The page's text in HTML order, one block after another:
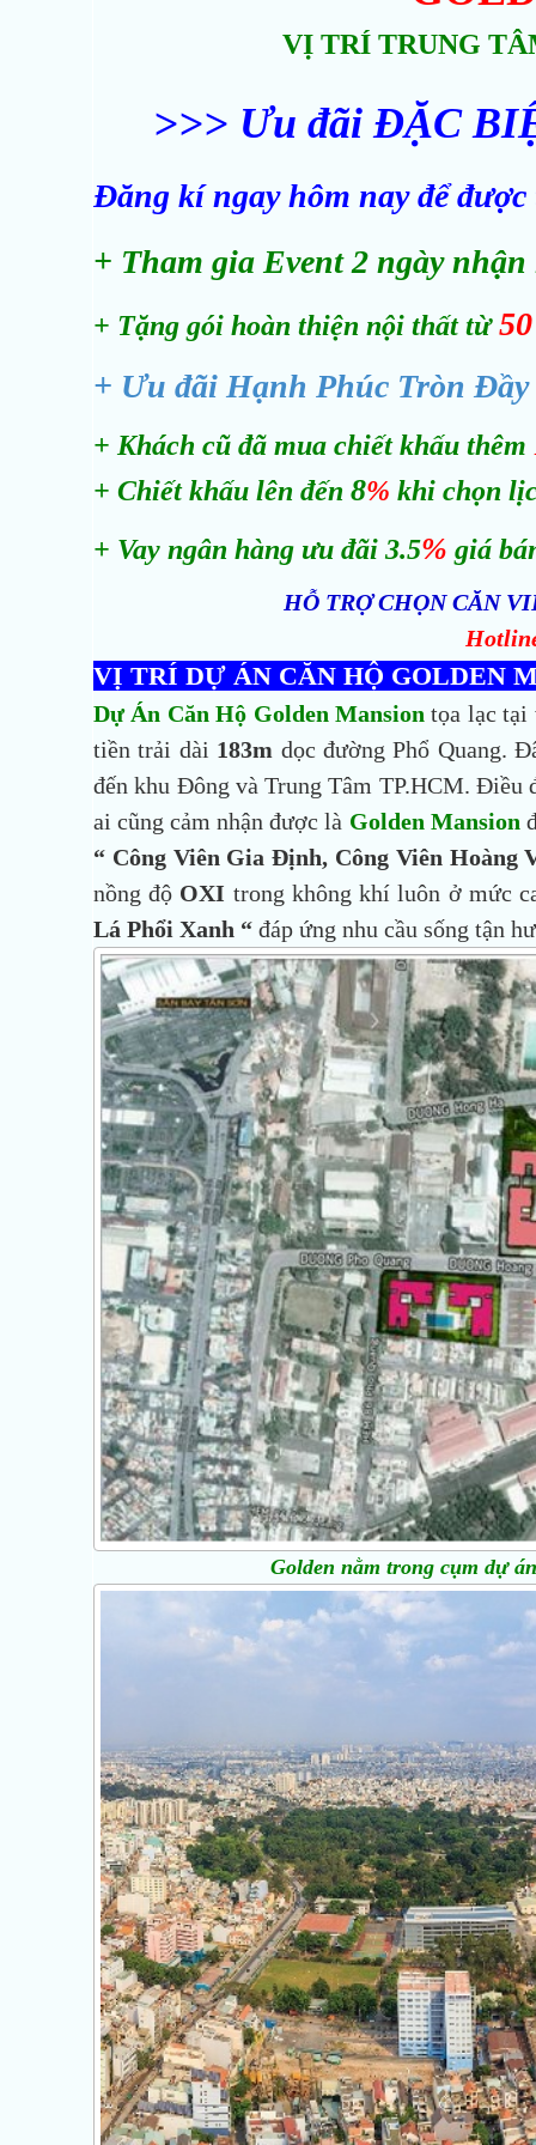
VỊ TRÍ TRUNG
>>> Ưu đãi ĐẶC
Đăng kí ngay hôm nay để
+ Tham gia Event 2 ngày
+ Tặng gói hoàn thiện nội thất từ50
+ Ưu đãi Hạnh Phúc Tròn Đầy
+ Khách cũ đã mua chiết khấu thêm
+ Chiết khấu lên đến 8% khi chọn
+ Vay ngân hàng ưu đãi 3.5% giá
HỖ TRỢ CHỌN CĂN
VỊ TRÍ DỰ ÁN CĂN HỘ GOLDEN
Dự Án Căn Hộ Golden Mansion tọa lạc
tiền trải dài 183m dọc đường Phổ Quang.
đến khu Đông và Trung Tâm TP.HCM. Điều
ai cũng cảm nhận được là Golden Mansion
“ Công Viên Gia Định, Công Viên Hoàng
nồng độ OXI trong không khí luôn ở mức
Lá Phổi Xanh “ đáp ứng nhu cầu sống tận
Golden nằm trong cụm dự